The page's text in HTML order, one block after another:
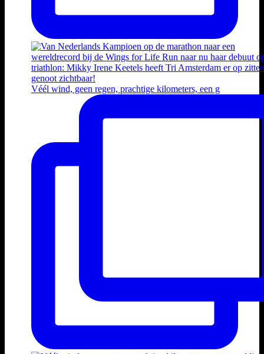
Véél wind, geen regen, prachtige kilometers, een g